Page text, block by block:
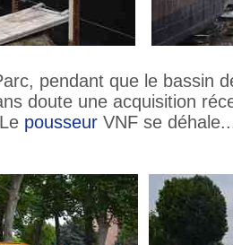
pendant que le bassin
doute une acquisition
pousseur VNF se